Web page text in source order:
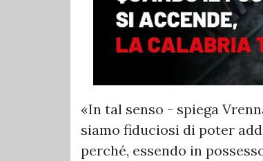
«In tal senso - spiega
siamo fiduciosi di poter
perché, essendo in